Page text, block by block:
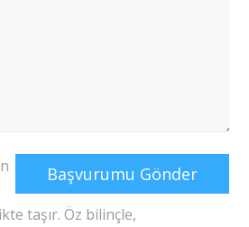
taşır. Öz bilinçle,